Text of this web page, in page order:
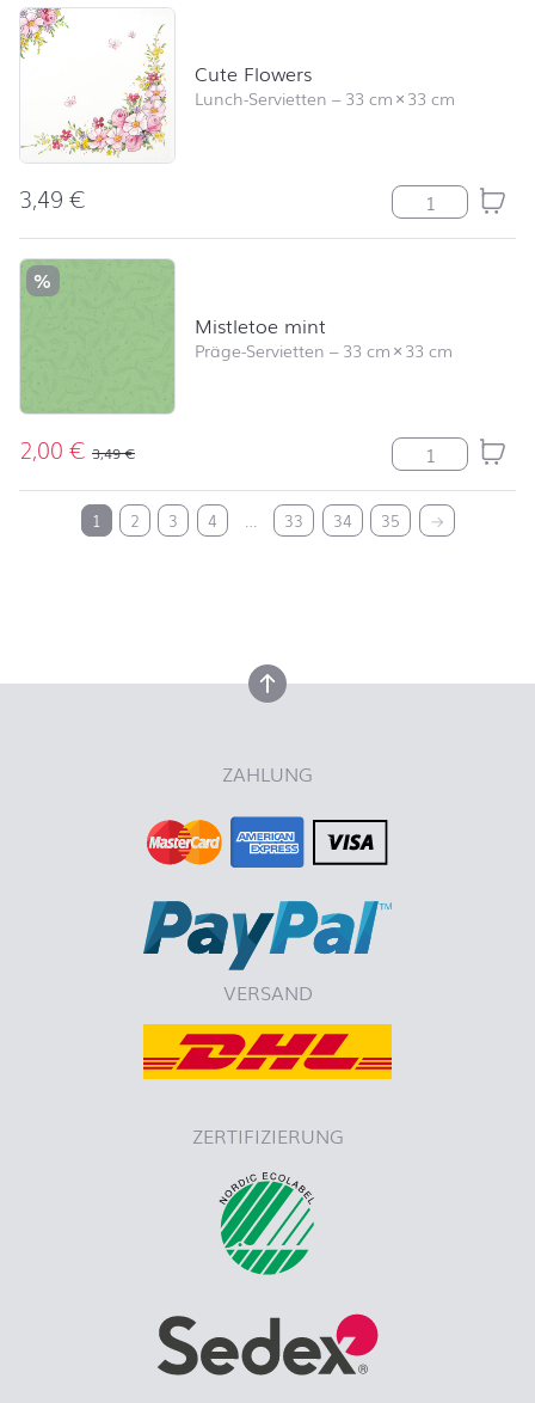
Cute Flowers
Lunch-Servietten –33 cm×33 cm
3,49€ Cute Flowers
%
Mistletoe mint
Präge-Servietten –33 cm×33 cm
2,00€ 3,49€ Mistletoe mint
nach oben
1 2 3 4 33 34 35 →
nach oben
ZAHLUNG
VERSAND
ZERTIFIZIERUNG